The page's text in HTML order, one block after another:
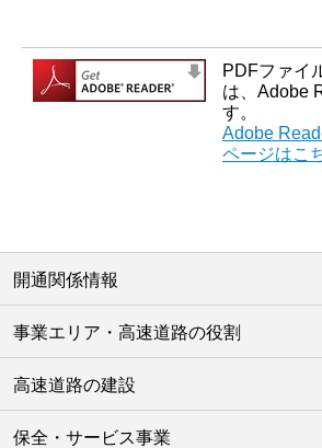
PDFファイ
は、Adobe
す。
Adobe
ページはこ
開通関係情報
事業エリア・高速道路の役割
高速道路の建設
保全・サービス事業